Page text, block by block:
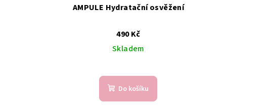
AMPULE Hydratační osvěžení
490 Kč
Skladem
Do košíku